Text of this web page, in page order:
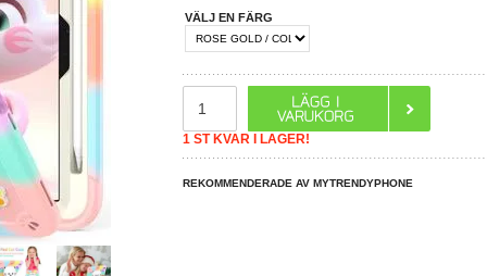
VÄLJ EN FÄRG
1 ST KVAR I LAGER!
REKOMMENDERADE AV MYTRENDYPHONE